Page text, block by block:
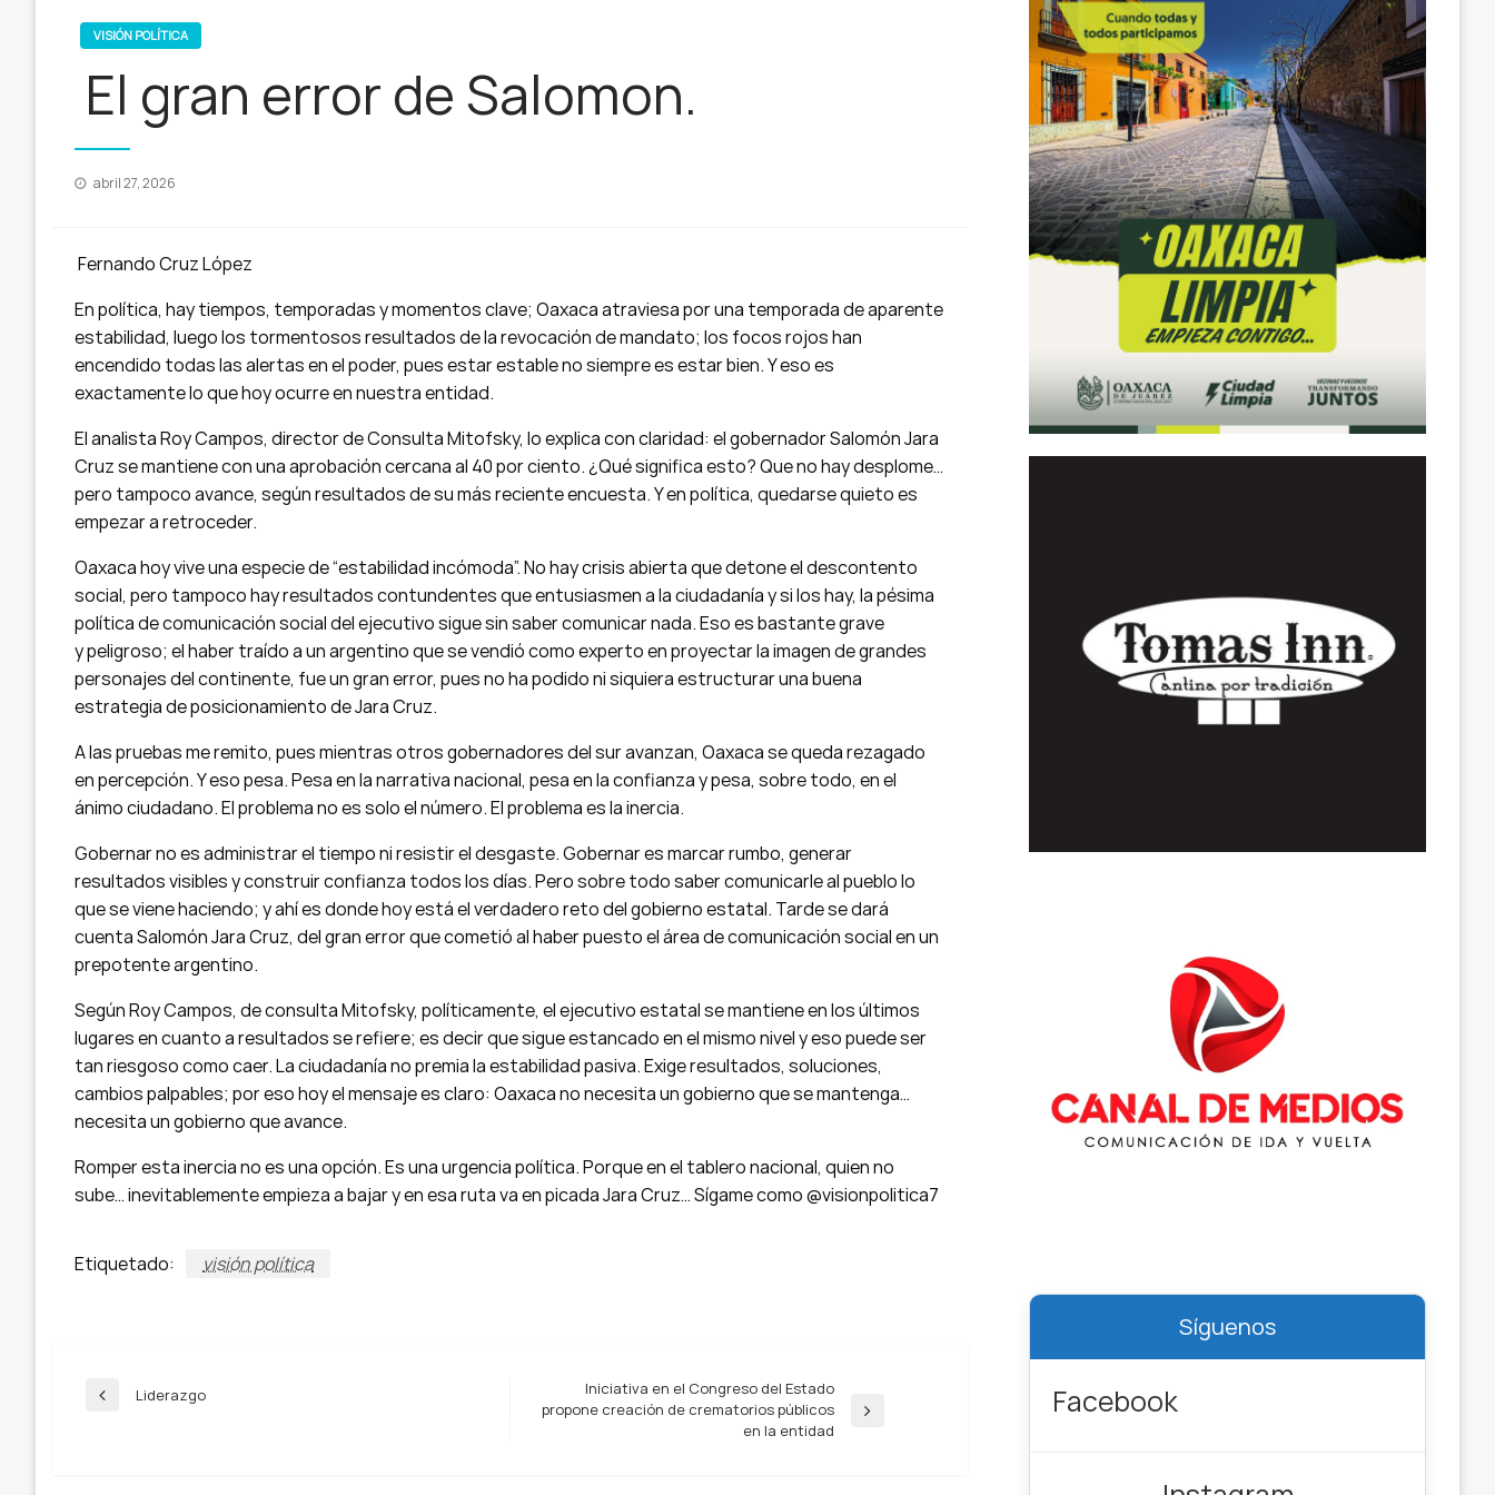
VISIÓN POLÍTICA
El gran error de Salomon.
Publicado
abril 27, 2026
Fernando Cruz López
En política, hay tiempos, temporadas y momentos clave; Oaxaca atraviesa por una temporada de aparente
estabilidad, luego los tormentosos resultados de la revocación de mandato; los focos rojos han
encendido todas las alertas en el poder, pues estar estable no siempre es estar bien. Y eso es
exactamente lo que hoy ocurre en nuestra entidad.
El analista Roy Campos, director de Consulta Mitofsky, lo explica con claridad: el gobernador Salomón Jara
Cruz se mantiene con una aprobación cercana al 40 por ciento. ¿Qué significa esto? Que no hay desplome…
pero tampoco avance, según resultados de su más reciente encuesta. Y en política, quedarse quieto es
empezar a retroceder.
Oaxaca hoy vive una especie de “estabilidad incómoda”. No hay crisis abierta que detone el descontento
social, pero tampoco hay resultados contundentes que entusiasmen a la ciudadanía y si los hay, la pésima
política de comunicación social del ejecutivo sigue sin saber comunicar nada. Eso es bastante grave
y peligroso; el haber traído a un argentino que se vendió como experto en proyectar la imagen de grandes
personajes del continente, fue un gran error, pues no ha podido ni siquiera estructurar una buena
estrategia de posicionamiento de Jara Cruz.
A las pruebas me remito, pues mientras otros gobernadores del sur avanzan, Oaxaca se queda rezagado
en percepción. Y eso pesa. Pesa en la narrativa nacional, pesa en la confianza y pesa, sobre todo, en el
ánimo ciudadano. El problema no es solo el número. El problema es la inercia.
Gobernar no es administrar el tiempo ni resistir el desgaste. Gobernar es marcar rumbo, generar
resultados visibles y construir confianza todos los días. Pero sobre todo saber comunicarle al pueblo lo
que se viene haciendo; y ahí es donde hoy está el verdadero reto del gobierno estatal. Tarde se dará
cuenta Salomón Jara Cruz, del gran error que cometió al haber puesto el área de comunicación social en un
prepotente argentino.
Según Roy Campos, de consulta Mitofsky, políticamente, el ejecutivo estatal se mantiene en los últimos
lugares en cuanto a resultados se refiere; es decir que sigue estancado en el mismo nivel y eso puede ser
tan riesgoso como caer. La ciudadanía no premia la estabilidad pasiva. Exige resultados, soluciones,
cambios palpables; por eso hoy el mensaje es claro: Oaxaca no necesita un gobierno que se mantenga…
necesita un gobierno que avance.
Romper esta inercia no es una opción. Es una urgencia política. Porque en el tablero nacional, quien no
sube… inevitablemente empieza a bajar y en esa ruta va en picada Jara Cruz… Sígame como @visionpolitica7
Etiquetado: visión política
Navegación
EntradaLiderazgo
Entrada
Iniciativa en el Congreso del Estado
propone creación de crematorios públicos
en la entidad
Síguenos
Facebook